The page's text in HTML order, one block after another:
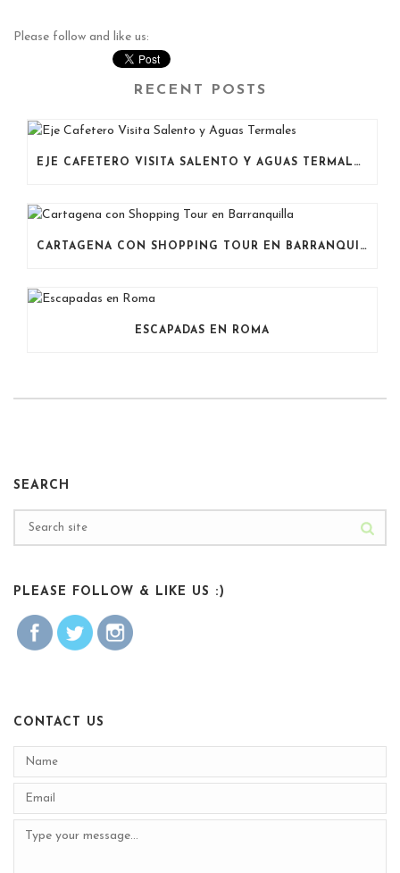
Please follow and like us:
RECENT POSTS
EJE CAFETERO VISITA SALENTO Y AGUAS TERMALES
CARTAGENA CON SHOPPING TOUR EN BARRANQUILLA
ESCAPADAS EN ROMA
SEARCH
PLEASE FOLLOW & LIKE US :)
CONTACT US